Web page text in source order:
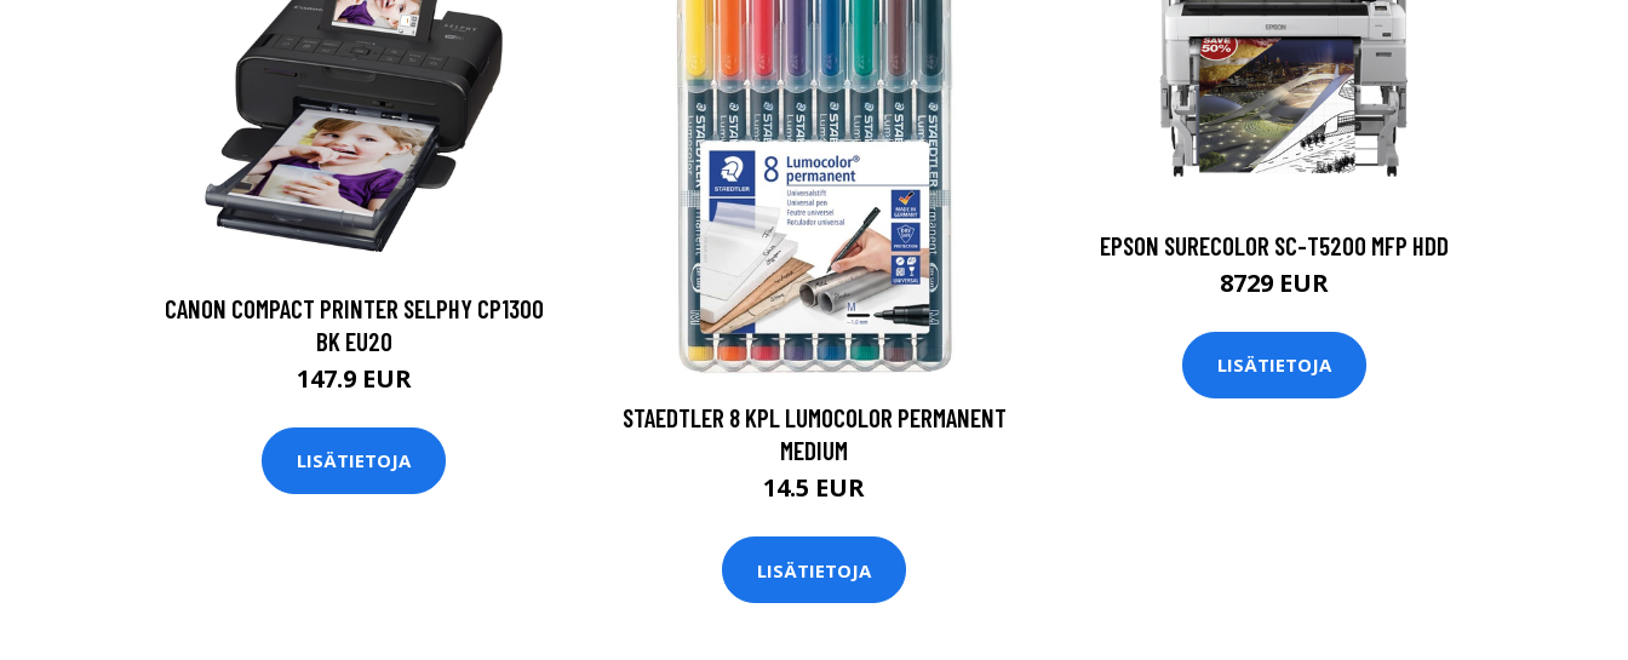
CANON COMPACT PRINTER SELPHY CP1300
BK EU20
147.9 EUR
LISÄTIETOJA
STAEDTLER 8 KPL LUMOCOLOR PERMANENT
MEDIUM
14.5 EUR
LISÄTIETOJA
EPSON SURECOLOR SC-T5200 MFP HDD
8729 EUR
LISÄTIETOJA